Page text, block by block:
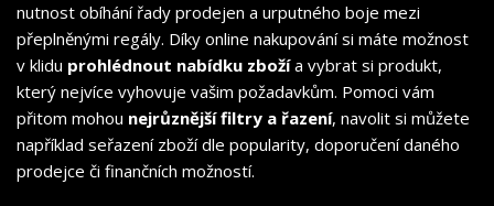
nutnost obíhání řady prodejen a urputného boje mezi
přeplněnými regály. Díky online nakupování si máte možnost
v klidu prohlédnout nabídku zbožía vybrat si produkt,
který nejvíce vyhovuje vašim požadavkům. Pomoci vám
přitom mohou nejrůznější filtry a řazení, navolit si můžete
například seřazení zboží dle popularity, doporučení daného
prodejce či finančních možností.